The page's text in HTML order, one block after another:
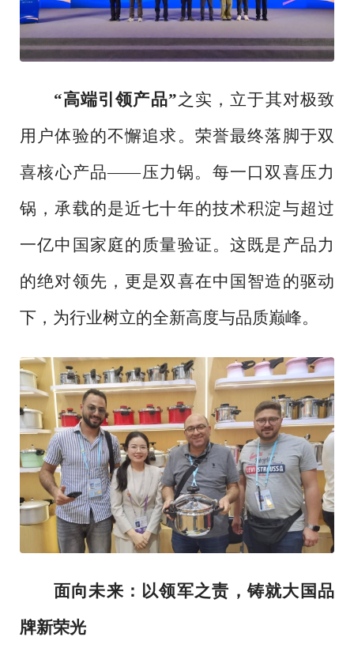
“高端引领产品”之实，立于其对极致
用户体验的不懈追求。荣誉最终落脚于双
喜核心产品——压力锅。每一口双喜压力
锅，承载的是近七十年的技术积淀与超过
一亿中国家庭的质量验证。这既是产品力
的绝对领先，更是双喜在中国智造的驱动
下，为行业树立的全新高度与品质巅峰。
面向未来：以领军之责，铸就大国品
牌新荣光